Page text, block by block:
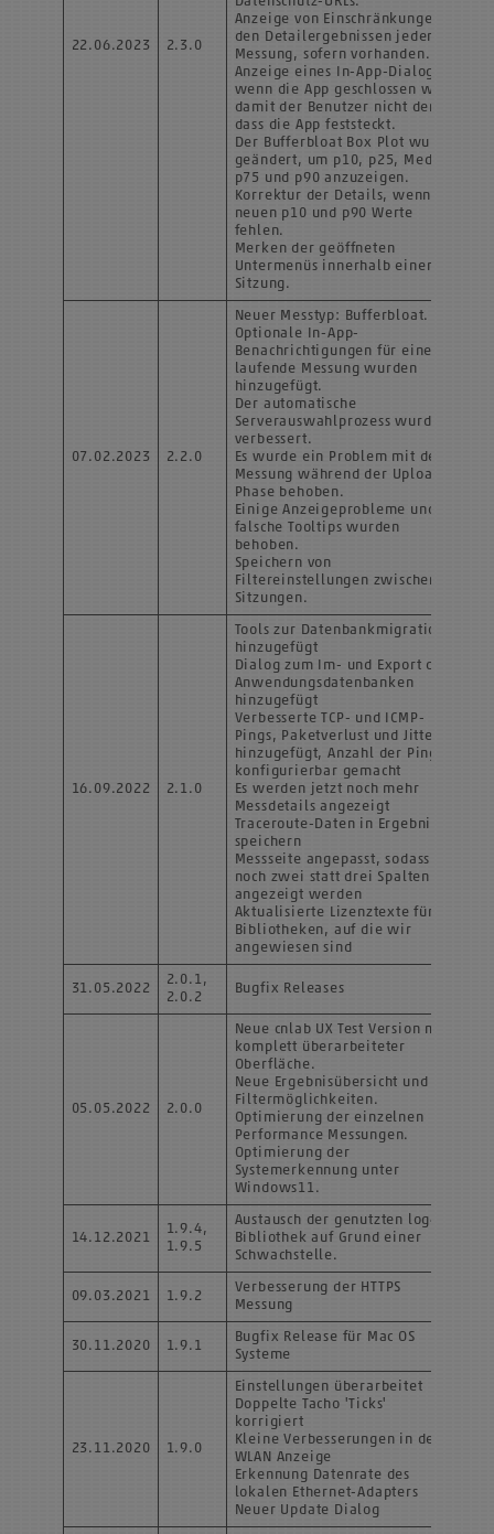
22.06.2023 2.3.0
Anzeige von Einschränkungen in
den Detailergebnissen jeder
Messung, sofern vorhanden.
Anzeige eines In-App-Dialogs,
wenn die App geschlossen wird,
damit der Benutzer nicht denkt,
dass die App feststeckt.
Der Bufferbloat Box Plot wurde
geändert, um p10, p25, Median,
p75 und p90 anzuzeigen.
Korrektur der Details, wenn die
neuen p10 und p90 Werte
fehlen.
Merken der geöffneten
Untermenüs innerhalb einer
Sitzung.
07.02.2023 2.2.0
Neuer Messtyp: Bufferbloat.
Optionale In-App-
Benachrichtigungen für eine
laufende Messung wurden
hinzugefügt.
Der automatische
Serverauswahlprozess wurde
verbessert.
Es wurde ein Problem mit der
Messung während der Upload-
Phase behoben.
Einige Anzeigeprobleme und
falsche Tooltips wurden
behoben.
Speichern von
Filtereinstellungen zwischen
Sitzungen.
16.09.2022 2.1.0
Tools zur Datenbankmigration
hinzugefügt
Dialog zum Im- und Export der
Anwendungsdatenbanken
hinzugefügt
Verbesserte TCP- und ICMP-
Pings, Paketverlust und Jitter
hinzugefügt, Anzahl der Pings
konfigurierbar gemacht
Es werden jetzt noch mehr
Messdetails angezeigt
Traceroute-Daten in Ergebnissen
speichern
Messseite angepasst, sodass nur
noch zwei statt drei Spalten
angezeigt werden
Aktualisierte Lizenztexte für
Bibliotheken, auf die wir
angewiesen sind
31.05.2022
2.0.1,
2.0.2
Bugfix Releases
05.05.2022 2.0.0
Neue cnlab UX Test Version mit
komplett überarbeiteter
Oberfläche.
Neue Ergebnisübersicht und
Filtermöglichkeiten.
Optimierung der einzelnen
Performance Messungen.
Optimierung der
Systemerkennung unter
Windows11.
14.12.2021
1.9.4,
1.9.5
Austausch der genutzten log4j
Bibliothek auf Grund einer
Schwachstelle.
09.03.2021 1.9.2
Verbesserung der HTTPS
Messung
30.11.2020 1.9.1
Bugfix Release für Mac OS
Systeme
23.11.2020 1.9.0
Einstellungen überarbeitet
Doppelte Tacho 'Ticks'
korrigiert
Kleine Verbesserungen in der
WLAN Anzeige
Erkennung Datenrate des
lokalen Ethernet-Adapters
Neuer Update Dialog